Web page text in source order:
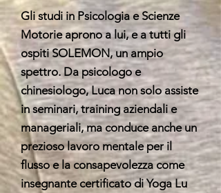
Gli studi in Psicologia e Scienze
Motorie aprono a lui, e a tutti gli
ospiti SOLEMON, un ampio
spettro. Da psicologo e
chinesiologo, Luca non solo assiste
in seminari, training aziendali e
manageriali, ma conduce anche un
prezioso lavoro mentale per il
flusso e la consapevolezza come
insegnante certificato di Yoga Lu